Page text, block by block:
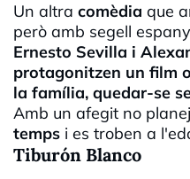
Un altra comèdia que
però amb segell
Ernesto Sevilla i
protagonitzen un film
la família, quedar-se
Amb un afegit no
temps i es troben a
Tiburón Blanco